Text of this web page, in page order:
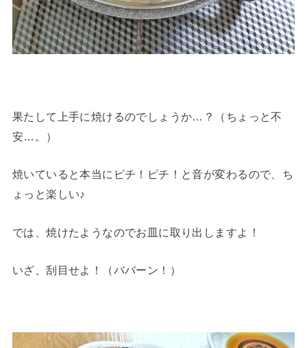
果たして上手に焼けるのでしょうか…？（ちょっと不
安…。）
焼いていると本当にピチ！ピチ！と音が変わるので、ち
ょっと楽しい♪
では、焼けたようなのでお皿に取り出しますよ！
いざ、刮目せよ！（ババーン！）